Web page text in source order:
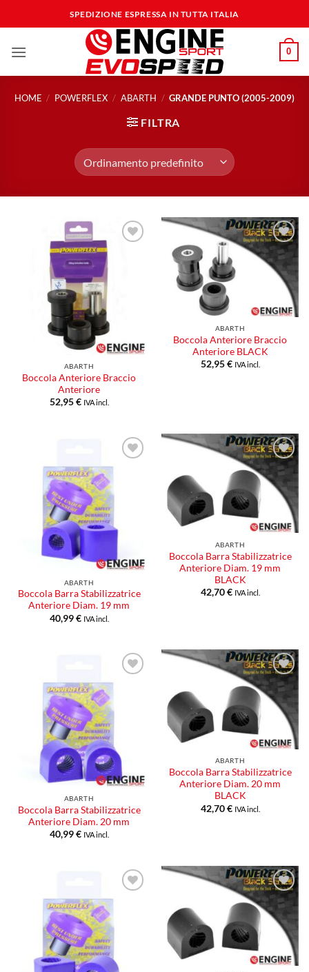
ai
SPEDIZIONE ESPRESSA IN TUTTA ITALIA
0
HOME / POWERFLEX / ABARTH / GRANDE PUNTO (2005-2009)
FILTRA
ABARTH
Boccola Anteriore Braccio
Anteriore
52,95€ IVA incl.
Aggiungi
alla lista
dei
desideri
ABARTH
Boccola Anteriore Braccio
Anteriore BLACK
52,95€ IVA incl.
Aggiungi
desideri
ABARTH
Boccola Barra Stabilizzatrice
Anteriore Diam. 19 mm
40,99€ IVA incl.
Aggiungi
alla lista
dei
desideri
ABARTH
Boccola Barra Stabilizzatrice
Anteriore Diam. 19 mm
BLACK
42,70€ IVA incl.
Aggiungi
desideri
ABARTH
Boccola Barra Stabilizzatrice
Anteriore Diam. 20 mm
40,99€ IVA incl.
Aggiungi
alla lista
dei
desideri
ABARTH
Boccola Barra Stabilizzatrice
Anteriore Diam. 20 mm
BLACK
42,70€ IVA incl.
Aggiungi
desideri
Aggiungi
alla lista
dei
desideri